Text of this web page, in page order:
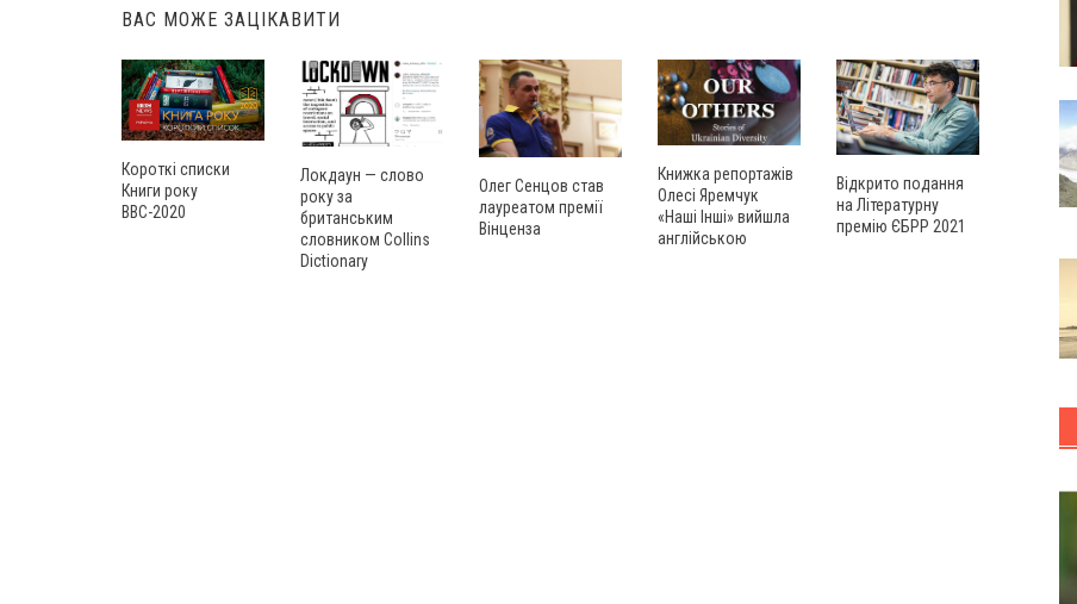
ВАС МОЖЕ ЗАЦІКАВИТИ
Короткі списки
Книги року
ВВС-2020
Локдаун — слово
року за
британським
словником Collins
Dictionary
Олег Сенцов став
лауреатом премії
Вінценза
Книжка репортажів
Олесі Яремчук
«Наші Інші» вийшла
англійською
Відкрито подання
на Літературну
премію ЄБРР 2021